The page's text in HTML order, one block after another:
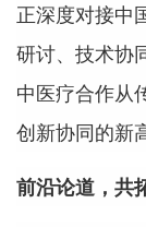
正深度对接中
研讨、技术协
中医疗合作从
创新协同的新
前沿论道，共